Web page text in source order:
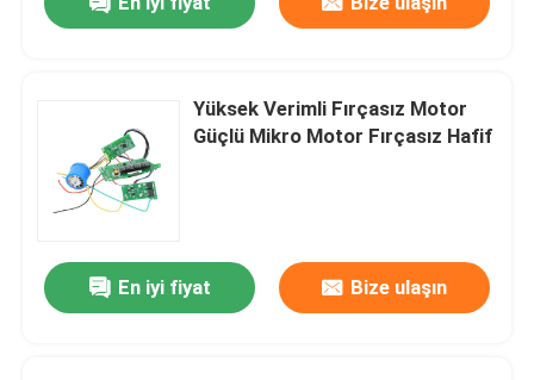
videolar
Hakkımızda
Yüksek Verimli Fırçasız Motor
Güçlü Mikro Motor Fırçasız Hafif
En iyi fiyat Bize ulaşın